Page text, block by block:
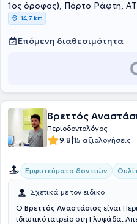
προγράμματα ενημέρωσης
υγιεινής και πρόληψης σε
υψηλή τεχνολογία συναντά την
σε κάθε απλό ή σύνθετο
1ος όροφος), Πόρτο Ράφτη,
14,7 km
Επόμενη διαθεσιμότητα
Βρεττός
Περιοδοντολόγος
9.8|15 αξιολογήσεις
Εμφυτεύματα δοντιών
Σχετικά με τον ειδικό
Ο Βρεττός Αναστάσιος είναι
ιδιωτικό ιατρείο στη Γλυφάδα.